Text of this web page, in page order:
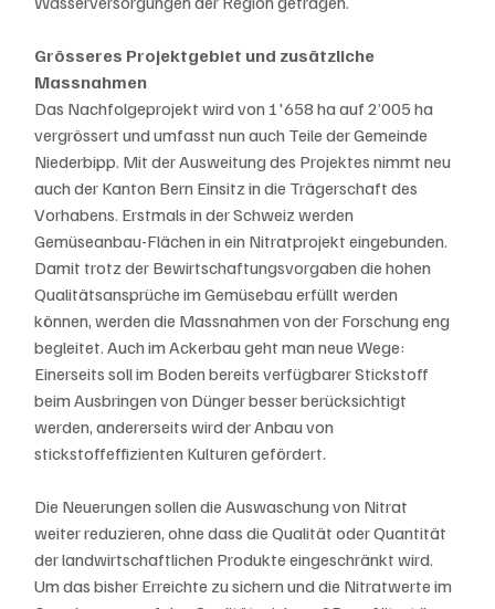
Grösseres Projektgebiet und zusätzliche
Massnahmen
Das Nachfolgeprojekt wird von 1'658 ha auf 2’005 ha
vergrössert und umfasst nun auch Teile der Gemeinde
Niederbipp. Mit der Ausweitung des Projektes nimmt neu
auch der Kanton Bern Einsitz in die Trägerschaft des
Vorhabens. Erstmals in der Schweiz werden
Gemüseanbau-Flächen in ein Nitratprojekt eingebunden.
Damit trotz der Bewirtschaftungsvorgaben die hohen
Qualitätsansprüche im Gemüsebau erfüllt werden
können, werden die Massnahmen von der Forschung eng
begleitet. Auch im Ackerbau geht man neue Wege:
Einerseits soll im Boden bereits verfügbarer Stickstoff
beim Ausbringen von Dünger besser berücksichtigt
werden, andererseits wird der Anbau von
stickstoffeffizienten Kulturen gefördert.
Die Neuerungen sollen die Auswaschung von Nitrat
weiter reduzieren, ohne dass die Qualität oder Quantität
der landwirtschaftlichen Produkte eingeschränkt wird.
Um das bisher Erreichte zu sichern und die Nitratwerte im